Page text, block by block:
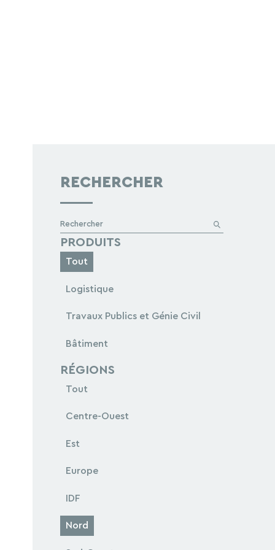
RECHERCHER
Rechercher
PRODUITS
Tout
Logistique
Travaux Publics et Génie Civil
Bâtiment
RÉGIONS
Tout
Centre-Ouest
Est
Europe
IDF
Nord